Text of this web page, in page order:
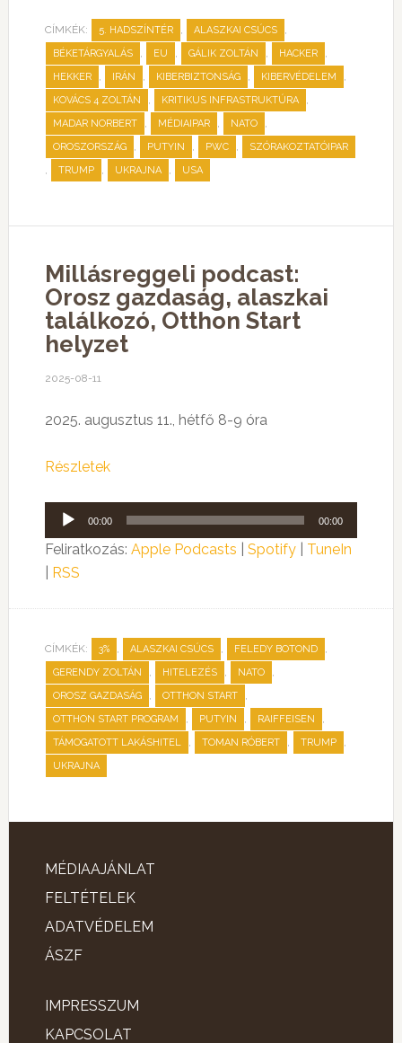
CÍMKÉK: 5. HADSZÍNTÉR , ALASZKAI CSÚCS ,
BÉKETÁRGYALÁS , EU , GÁLIK ZOLTÁN , HACKER ,
HEKKER , IRÁN , KIBERBIZTONSÁG , KIBERVÉDELEM ,
KOVÁCS 4 ZOLTÁN , KRITIKUS INFRASTRUKTÚRA ,
MADAR NORBERT , MÉDIAIPAR , NATO ,
OROSZORSZÁG , PUTYIN , PWC , SZÓRAKOZTATÓIPAR
, TRUMP , UKRAJNA , USA
Millásreggeli podcast:
Orosz gazdaság, alaszkai
találkozó, Otthon Start
helyzet
2025-08-11
2025. augusztus 11., hétfő 8-9 óra
Részletek
Audió
lejátszó
00:00 00:00
Feliratkozás: Apple Podcasts Spotify| TuneIn
RSS
CÍMKÉK: 3% , ALASZKAI CSÚCS , FELEDY BOTOND ,
GERENDY ZOLTÁN , HITELEZÉS , NATO ,
OROSZ GAZDASÁG , OTTHON START ,
OTTHON START PROGRAM , PUTYIN , RAIFFEISEN ,
TÁMOGATOTT LAKÁSHITEL , TOMAN RÓBERT , TRUMP ,
UKRAJNA
MÉDIAAJÁNLAT
FELTÉTELEK
ADATVÉDELEM
ÁSZF
IMPRESSZUM
KAPCSOLAT